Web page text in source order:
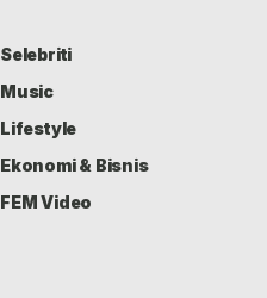
Selebriti
Music
Lifestyle
Ekonomi & Bisnis
FEM Video